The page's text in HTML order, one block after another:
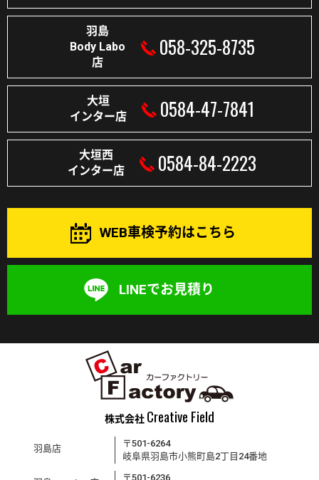
羽島
Body Labo
店
058-325-8735
大垣
インター店
0584-47-7841
大垣西
インター店
0584-84-2223
WEB車検予約はこちら
LINEでお見積り
株式会社 Creative Field
羽島店
〒501-6264
岐阜県羽島市小熊町島2丁目24番地
〒501-6236